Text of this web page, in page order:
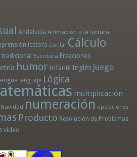
Andalucía Animación a la lectura
lectora Contar Cálculo
tradicional Escritura Fracciones
humor Infantil Inglés Juego
lenguaje Lógica
multiplicación
Navidad numeración operaciones
Producto Resolución de Problemas
vídeo